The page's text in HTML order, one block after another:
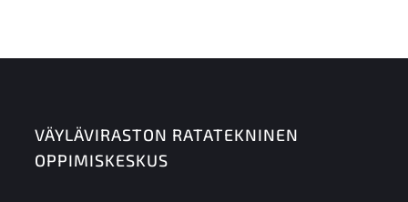
VÄYLÄVIRASTON RATATEKNINEN
OPPIMISKESKUS